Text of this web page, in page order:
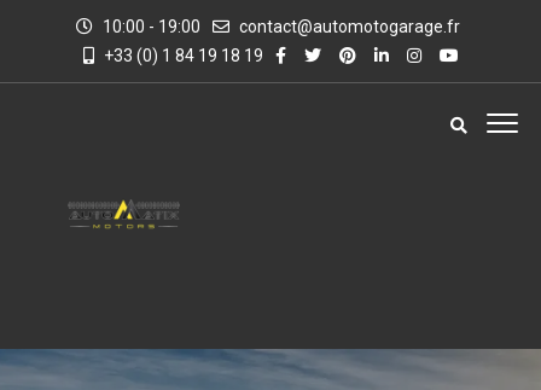
10:00 - 19:00
contact@automotogarage.fr
+33 (0) 1 84 19 18 19